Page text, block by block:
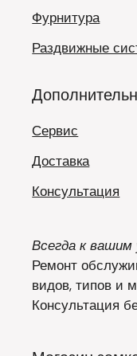
Фурнитура
Раздвижные
Сервис
Доставка
Консультация
Всегда к вашим
Ремонт
видов, типов и
Консультация